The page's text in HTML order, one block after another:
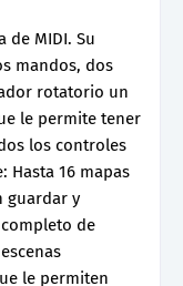
de MIDI. Su
mandos, dos
rotatorio un
le permite tener
los controles
Hasta 16 mapas
guardar y
de
le permiten